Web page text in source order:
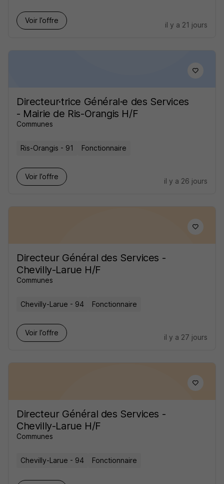
Voir l’offre
il y a 21 jours
Directeur·trice Général·e des Services
- Mairie de Ris-Orangis H/F
Communes
Ris-Orangis - 91 Fonctionnaire
Voir l’offre
il y a 26 jours
Directeur Général des Services -
Chevilly-Larue H/F
Communes
Chevilly-Larue - 94 Fonctionnaire
Voir l’offre
il y a 27 jours
Directeur Général des Services -
Chevilly-Larue H/F
Communes
Chevilly-Larue - 94 Fonctionnaire